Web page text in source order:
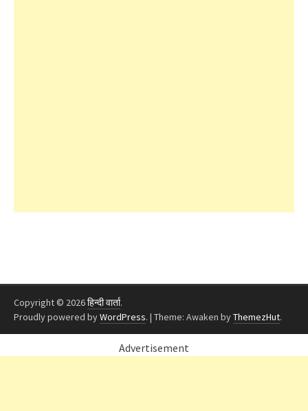
Copyright © 2026हिन्दी वार्ता.
Proudly powered byWordPress. | Theme: Awaken byThemezHut.
Advertisement